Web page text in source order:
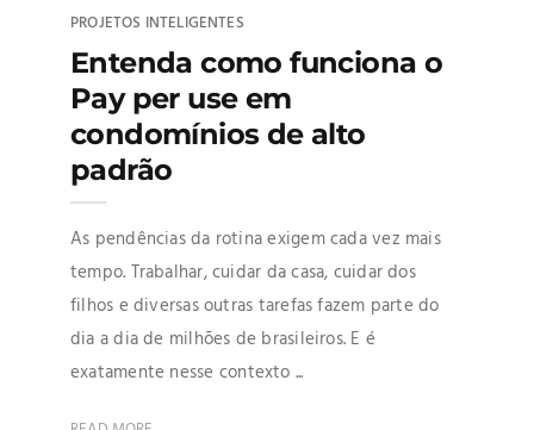
PROJETOS INTELIGENTES
Entenda como funciona o
Pay per use em
condomínios de alto
padrão
As pendências da rotina exigem cada vez mais
tempo. Trabalhar, cuidar da casa, cuidar dos
filhos e diversas outras tarefas fazem parte do
dia a dia de milhões de brasileiros. E é
exatamente nesse contexto ...